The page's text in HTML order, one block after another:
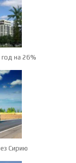
год на 26%
Сирию